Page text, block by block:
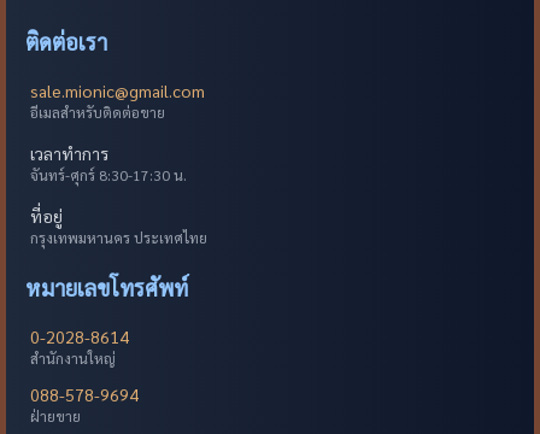
ติดต่อเรา
sale.mionic@gmail.com
อีเมลสำหรับติดต่อขาย
เวลาทำการ
จันทร์-ศุกร์ 8:30-17:30 น.
ที่อยู่
กรุงเทพมหานคร ประเทศไทย
หมายเลขโทรศัพท์
0-2028-8614
สำนักงานใหญ่
088-578-9694
ฝ่ายขาย